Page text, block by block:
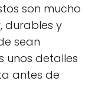
son mucho
durables y
sean
unos detalles
antes de